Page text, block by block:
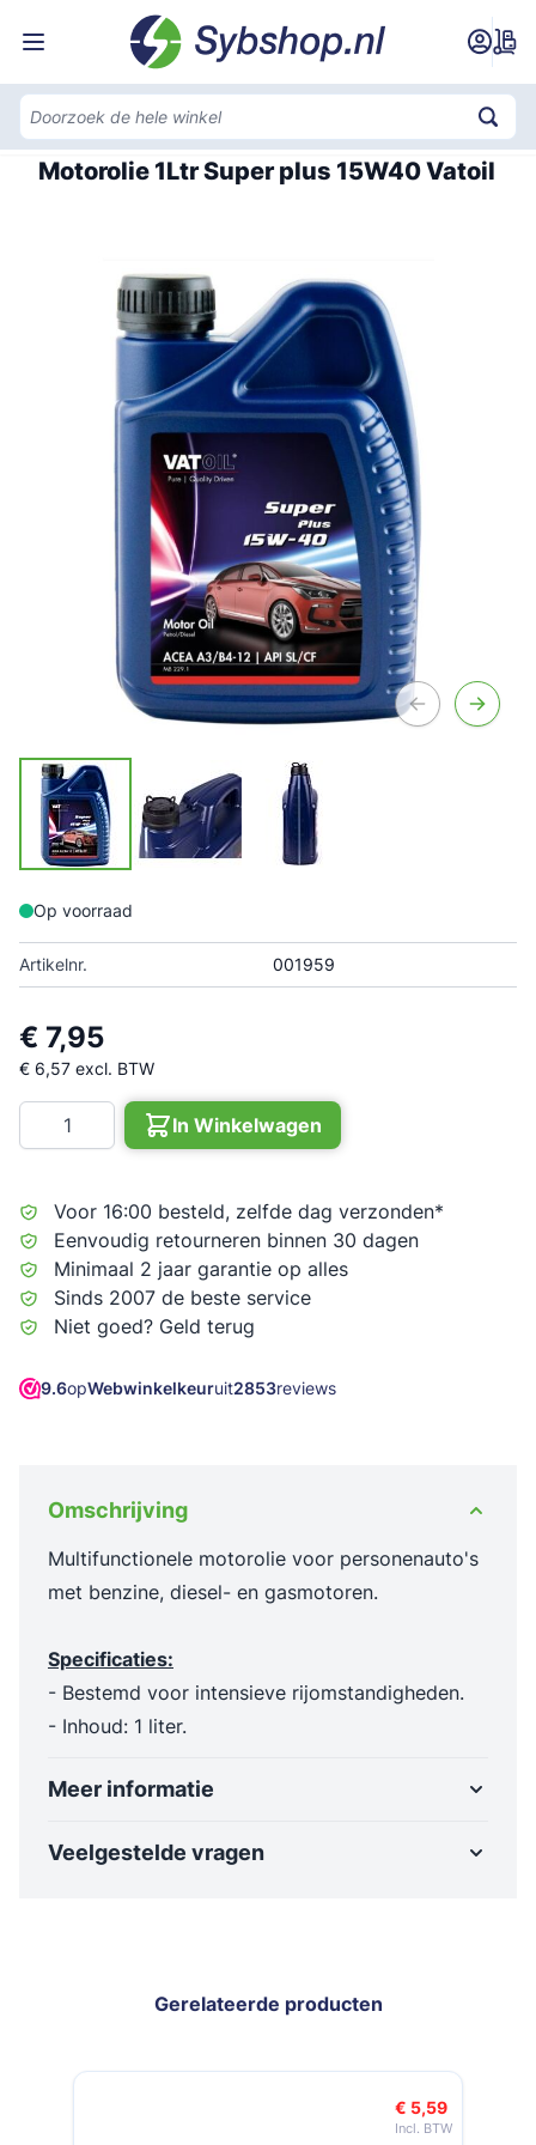
Home
Motorolie 1Ltr Super plus 15W40 Vatoil
Op voorraad
Artikelnr. 001959
€ 7,95
€ 6,57 excl. BTW
Aantal
In Winkelwagen
Voor 16:00 besteld, zelfde dag verzonden*
Eenvoudig retourneren binnen 30 dagen
Minimaal 2 jaar garantie op alles
Sinds 2007 de beste service
Niet goed? Geld terug
9.6opWebwinkelkeuruit2853reviews
Omschrijving
Multifunctionele motorolie voor personenauto's
met benzine, diesel- en gasmotoren.
Specificaties:
- Bestemd voor intensieve rijomstandigheden.
- Inhoud: 1 liter.
Meer informatie
Veelgestelde vragen
Gerelateerde producten
Navigeren door de elementen van de carrousel is mogelijk met
Druk om carrousel over te slaan
Druk op om naar carrouselnavigatie te gaan